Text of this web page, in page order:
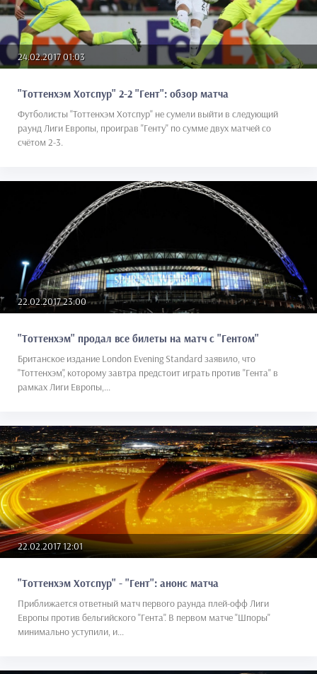
24.02.2017 01:03
"Тоттенхэм Хотспур" 2-2 "Гент": обзор матча
Футболисты "Тоттенхэм Хотспур" не сумели выйти в следующий
раунд Лиги Европы, проиграв "Генту" по сумме двух матчей со
счётом 2-3.
22.02.2017 23:00
"Тоттенхэм" продал все билеты на матч с "Гентом"
Британское издание London Evening Standard заявило, что
"Тоттенхэм", которому завтра предстоит играть против "Гента" в
рамках Лиги Европы,...
22.02.2017 12:01
"Тоттенхэм Хотспур" - "Гент": анонс матча
Приближается ответный матч первого раунда плей-офф Лиги
Европы против бельгийского "Гента". В первом матче "Шпоры"
минимально уступили, и...